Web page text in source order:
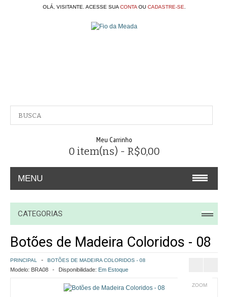
OLÁ, VISITANTE. ACESSE SUA CONTAOU CADASTRE-SE
Meu Carrinho
0 item(ns) - R$0,00
MENU
A EMPRESA
CONTATO
COMO COMPRAR
POLÍTICA DE FRETE GRÁTIS
SIMULAR FRETE
CATEGORIAS
Botões de Madeira Coloridos - 08
PRINCIPAL BOTÕES DE MADEIRA COLORIDOS - 08
Modelo: BRA08 Disponibilidade: Em Estoque
ZOOM